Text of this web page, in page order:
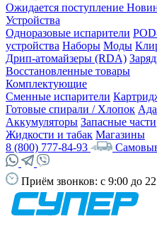
Ожидается поступление
Устройства
Одноразовые испарители
устройства Наборы Моды
Дрип-атомайзеры (RDA)
Восстановленные товары
Комплектующие
Сменные испарители
Готовые спирали / Хлопок
Аккумуляторы Запасные части
Жидкости и табак Магазины
8 (800) 777-84-93
Приём звонков: с 9:00 до